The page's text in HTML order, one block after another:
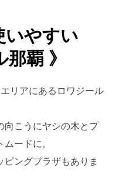
いやすい
覇 》
リアにあるロワジール
向こうにヤシの木とプ
ードに。
ングプラザもありま